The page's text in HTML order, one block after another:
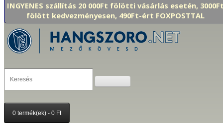
INGYENES szállítás 20 000Ft fölötti vásárlás esetén,
fölött kedvezményesen, 490Ft-ért FOXPOSTTAL
0 termék(ek) - 0 Ft